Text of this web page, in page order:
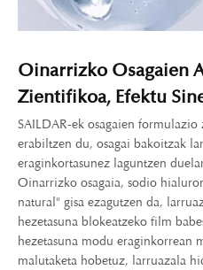
Oinarrizko Osagaien
Zientifikoa, Efektu
SAILDAR-ek osagaien
erabiltzen du, osagai bakoitzak
eraginkortasunez laguntzen
Oinarrizko osagaia, sodio
natural" gisa ezagutzen da,
hezetasuna blokeatzeko film
hezetasuna modu eraginkorrean
malutaketa hobetuz, larruazala